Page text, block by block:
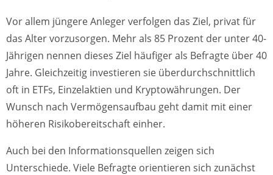
Vor allem jüngere Anleger verfolgen das Ziel, privat für
das Alter vorzusorgen. Mehr als 85 Prozent der unter 40-
Jährigen nennen dieses Ziel häufiger als Befragte über 40
Jahre. Gleichzeitig investieren sie überdurchschnittlich
oft in ETFs, Einzelaktien und Kryptowährungen. Der
Wunsch nach Vermögensaufbau geht damit mit einer
höheren Risikobereitschaft einher.
Auch bei den Informationsquellen zeigen sich
Unterschiede. Viele Befragte orientieren sich zunächst